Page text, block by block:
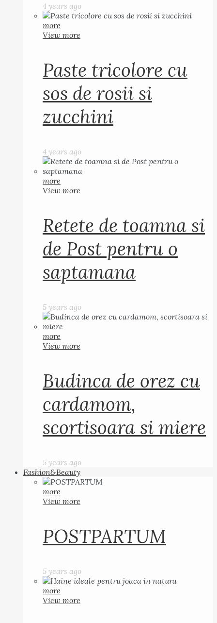
4 years ago
more
View more
Paste tricolore cu
sos de rosii si
zucchini
4 years ago
more
View more
Retete de toamna si
de Post pentru o
saptamana
5 years ago
more
View more
Budinca de orez cu
cardamom,
scortisoara si miere
5 years ago
Fashion&Beauty
more
View more
POSTPARTUM
5 years ago
more
View more